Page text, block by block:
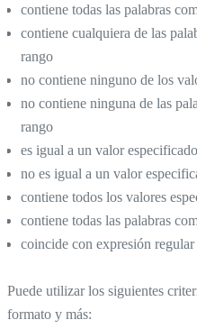
contiene todas las palabras
contiene cualquiera de las
rango
no contiene ninguno de los
no contiene ninguna de las
rango
es igual a un valor
no es igual a un valor
contiene todos los valores
contiene todas las palabras
coincide con expresión regular
Puede utilizar los siguientes
formato y más: